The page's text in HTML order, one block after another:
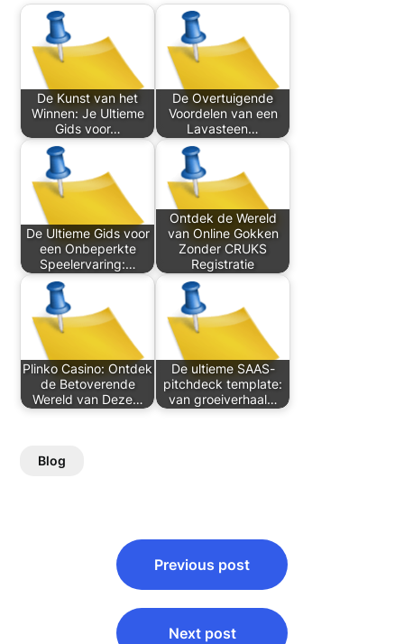
De Kunst van het
Winnen: Je Ultieme
Gids voor…
De Overtuigende
Voordelen van een
Lavasteen…
De Ultieme Gids voor
een Onbeperkte
Speelervaring:…
Ontdek de Wereld
van Online Gokken
Zonder CRUKS
Registratie
Plinko Casino: Ontdek
de Betoverende
Wereld van Deze…
De ultieme SAAS-
pitchdeck template:
van groeiverhaal…
Blog
navigation
Previous post
Next post